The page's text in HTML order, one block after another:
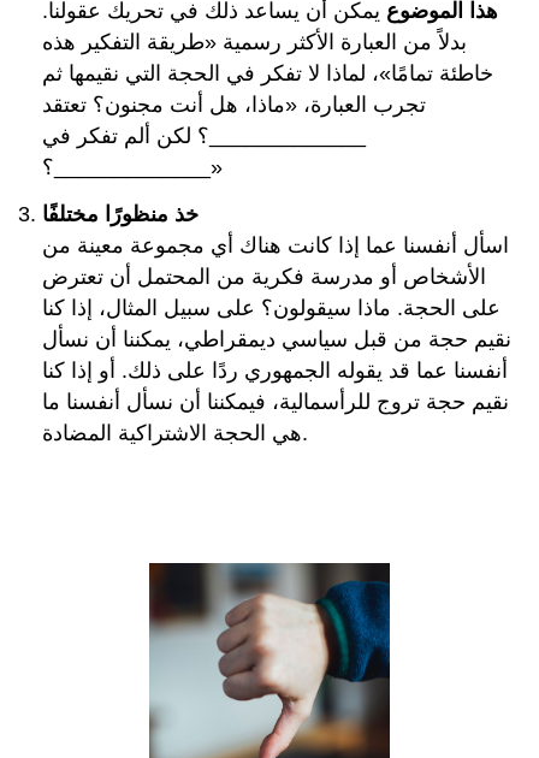
المضادة
التمارين
\PageIndex1
\PageIndex 1
التمارين
\PageIndex 2
\PageIndex
2
الإسناد
هذا الموضوع يمكن أن يساعد ذلك في تحريك عقولنا.
بدلاً من العبارة الأكثر رسمية «طريقة التفكير هذه
خاطئة تمامًا»، لماذا لا تفكر في الحجة التي نقيمها ثم
تجرب العبارة، «ماذا، هل أنت مجنون؟ تعتقد
_____________؟ لكن ألم تفكر في
_____________؟»
خذ منظورًا مختلفًا
اسأل أنفسنا عما إذا كانت هناك أي مجموعة معينة من
الأشخاص أو مدرسة فكرية من المحتمل أن تعترض
على الحجة. ماذا سيقولون؟ على سبيل المثال، إذا كنا
نقيم حجة من قبل سياسي ديمقراطي، يمكننا أن نسأل
أنفسنا عما قد يقوله الجمهوري ردًا على ذلك. أو إذا كنا
نقيم حجة تروج للرأسمالية، فيمكننا أن نسأل أنفسنا ما
هي الحجة الاشتراكية المضادة.